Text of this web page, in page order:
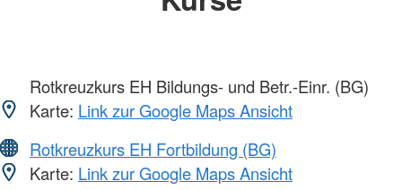
Rotkreuzkurs EH Bildungs- und Betr.-Einr. (BG)
Karte: Link zur Google Maps Ansicht
Rotkreuzkurs EH Fortbildung (BG)
Karte: Link zur Google Maps Ansicht